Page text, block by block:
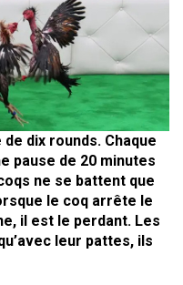
dix rounds. Chaque
pause de 20 minutes
ne se battent que
le coq arrête le
il est le perdant. Les
leur pattes, ils